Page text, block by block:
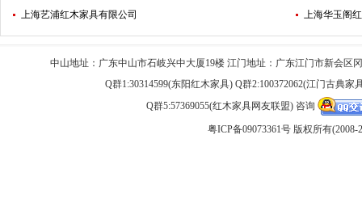
上海艺浦红木家具有限公司
上海华玉阁
中山地址：广东中山市石岐兴中大厦19楼 江门地址：广东江门市新会
Q群1:30314599(东阳红木家具) Q群2:100372062(江门古典
Q群5:57369055(红木家具网友联盟) 咨询
粤ICP备09073361号 版权所有(2008-